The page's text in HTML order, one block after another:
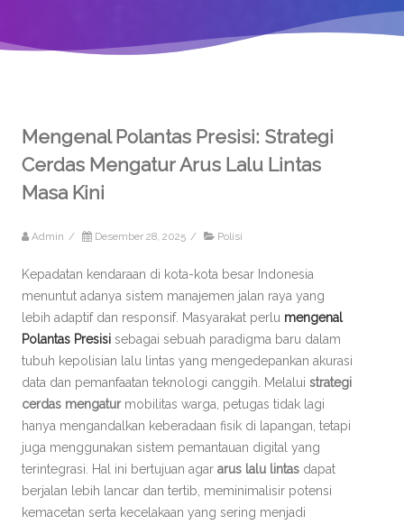
Mengenal Polantas Presisi: Strategi
Cerdas Mengatur Arus Lalu Lintas
Masa Kini
Admin / Desember 28, 2025 / Polisi
Kepadatan kendaraan di kota-kota besar Indonesia
menuntut adanya sistem manajemen jalan raya yang
lebih adaptif dan responsif. Masyarakat perlu mengenal
Polantas Presisi sebagai sebuah paradigma baru dalam
tubuh kepolisian lalu lintas yang mengedepankan akurasi
data dan pemanfaatan teknologi canggih. Melalui strategi
cerdas mengaturmobilitas warga, petugas tidak lagi
hanya mengandalkan keberadaan fisik di lapangan, tetapi
juga menggunakan sistem pemantauan digital yang
terintegrasi. Hal ini bertujuan agar arus lalu lintas dapat
berjalan lebih lancar dan tertib, meminimalisir potensi
kemacetan serta kecelakaan yang sering menjadi